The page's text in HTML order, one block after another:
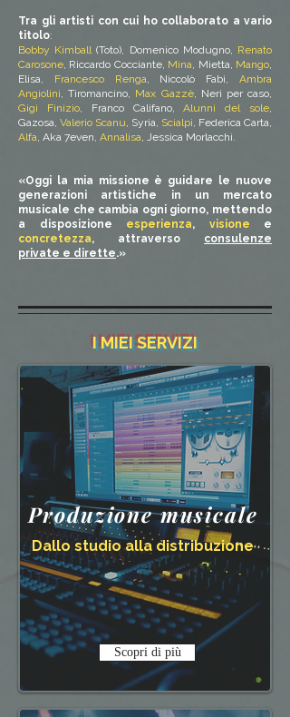
Tra gli artisti con cui ho collaborato a vario
titolo:
Bobby Kimball(Toto), Domenico Modugno, Renato
Carosone, Riccardo Cocciante, Mina, Mietta, Mango,
Elisa, Francesco Renga, Niccolò Fabi,Ambra
Angiolini, Tiromancino, Max Gazzè, Neri per caso,
Gigi Finizio, Franco Califano,Alunni del sole,
Gazosa, Valerio Scanu, Syria, Scialpi, Federica Carta,
Alfa, Aka 7even, Annalisa, Jessica Morlacchi.
«Oggi la mia missione è guidare le nuove
generazioni artistiche in un mercato
musicale che cambia ogni giorno, mettendo
a disposizione esperienza, visione e
concretezza, attraverso consulenze
private e dirette.»
I MIEI SERVIZI
Produzione musicale
Dallo studio alla distribuzione
Scopri di più